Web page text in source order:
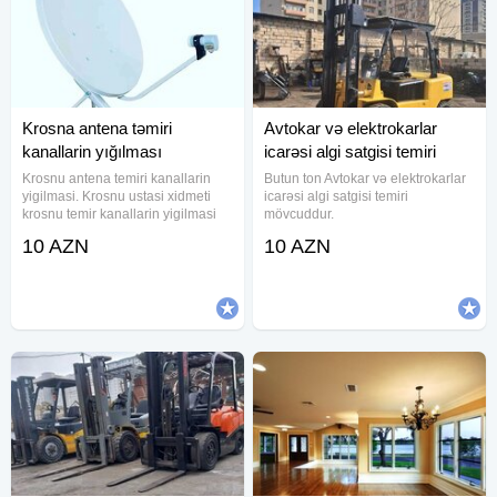
Krosna antena təmiri
kanallarin yığılması
Krosnu antena temiri kanallarin
yigilmasi. Krosnu ustasi xidmeti
krosnu temir kanallarin yigilmasi
10 AZN
Avtokar və elektrokarlar
icarəsi algi satgisi temiri
Butun ton Avtokar və elektrokarlar
icarəsi algi satgisi temiri
mövcuddur.
10 AZN